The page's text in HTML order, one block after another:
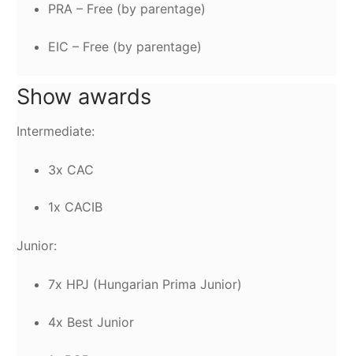
PRA – Free (by parentage)
EIC – Free (by parentage)
Show awards
Intermediate:
3x CAC
1x CACIB
Junior:
7x HPJ (Hungarian Prima Junior)
4x Best Junior